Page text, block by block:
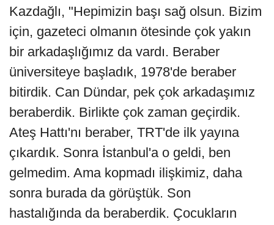
Kazdağlı, "Hepimizin başı sağ olsun. Bizim
için, gazeteci olmanın ötesinde çok yakın
bir arkadaşlığımız da vardı. Beraber
üniversiteye başladık, 1978'de beraber
bitirdik. Can Dündar, pek çok arkadaşımız
beraberdik. Birlikte çok zaman geçirdik.
Ateş Hattı'nı beraber, TRT'de ilk yayına
çıkardık. Sonra İstanbul'a o geldi, ben
gelmedim. Ama kopmadı ilişkimiz, daha
sonra burada da görüştük. Son
hastalığında da beraberdik. Çocukların